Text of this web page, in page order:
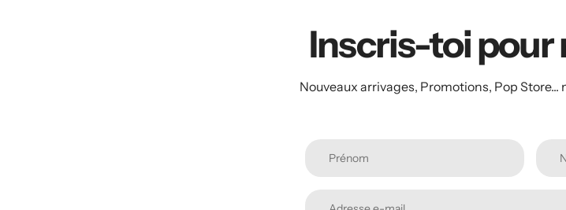
Inscris-toi pour
Nouveaux arrivages, Promotions, Pop